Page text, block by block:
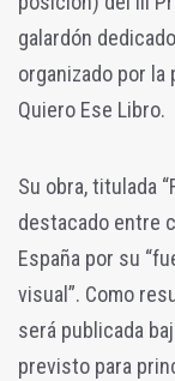
galardón
organizado por la
Quiero Ese Libro.
Su obra, titulada
destacado entre
España por su
visual”. Como
será publicada
previsto para